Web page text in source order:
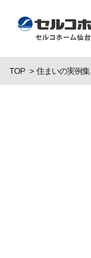
TOP 住まいの実例集